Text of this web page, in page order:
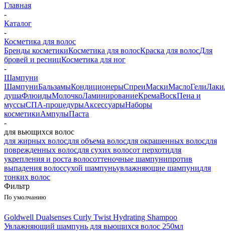
Главная
-
Каталог
-
Косметика для волос
Бренды косметикиКосметика для волосКраска для волосДля
бровей и ресницКосметика для ног
-
Шампуни
ШампуниБальзамыКондиционерыСпреиМаскиМаслоГелиЛаки
душаФлюидыМолочкоЛаминированиеКремаВоскПена и
муссыСПА-процедурыАксессуарыНаборы
косметикиАмпулыПаста
-
для вьющихся волос
для жирных волосдля объема волосдля окрашенных волосдля
поврежденных волосдля сухих волосот перхотидля
укрепления и роста волосоттеночные шампунипротив
выпадения волоссухой шампуньувлажняющие шампунидля
тонких волос
Фильтр
По умолчанию
Goldwell Dualsenses Curly Twist Hydrating Shampoo
Увлажняющий шампунь для вьющихся волос 250мл